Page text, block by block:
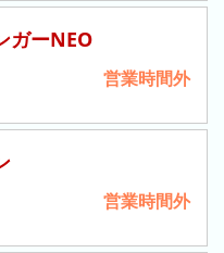
ガーNEO
営業時間外
営業時間外